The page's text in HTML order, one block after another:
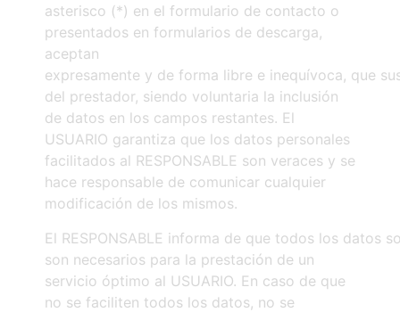
asterisco (*) en el formulario de contacto o
presentados en formularios de descarga,
aceptan
expresamente y de forma libre e inequívoca, que
del prestador, siendo voluntaria la inclusión
de datos en los campos restantes. El
USUARIO garantiza que los datos personales
facilitados al RESPONSABLE son veraces y se
hace responsable de comunicar cualquier
modificación de los mismos.
El RESPONSABLE informa de que todos los
son necesarios para la prestación de un
servicio óptimo al USUARIO. En caso de que
no se faciliten todos los datos, no se